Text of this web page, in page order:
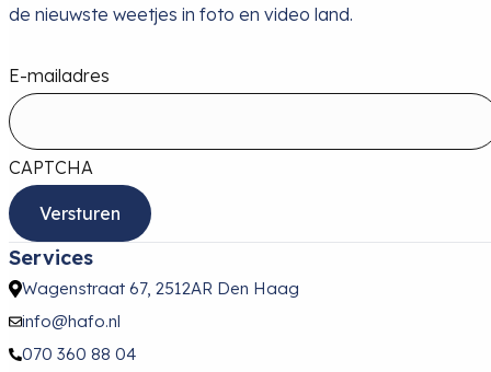
de nieuwste weetjes in foto en video land.
E-mailadres
CAPTCHA
Services
Wagenstraat 67, 2512AR Den Haag
info@hafo.nl
070 360 88 04